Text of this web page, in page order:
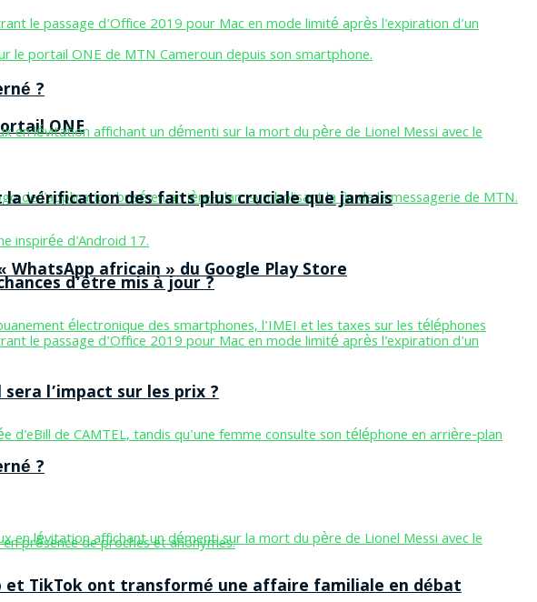
ONE
africain » du Google Play Store
?
?
la vérification des faits plus cruciale que jamais
d’être mis à jour ?
l’impact sur les prix ?
et TikTok ont transformé une affaire familiale en débat